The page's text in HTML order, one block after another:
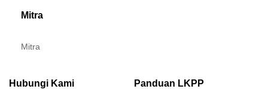
Mitra
Mitra
Hubungi Kami Panduan LKPP